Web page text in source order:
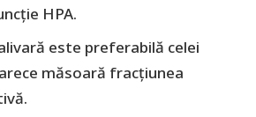
HPA.
este preferabilă celei
măsoară fracțiunea